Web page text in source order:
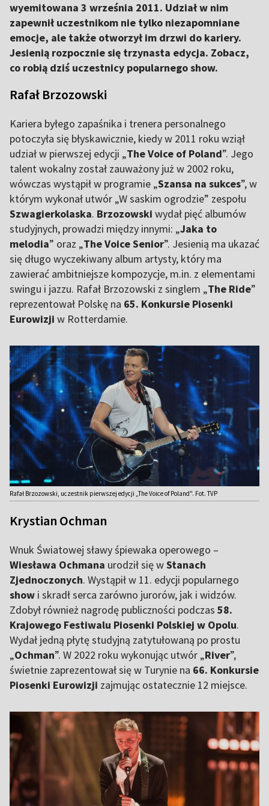
wyemitowana 3 września 2011. Udział w nim
zapewnił uczestnikom nie tylko niezapomniane
emocje, ale także otworzył im drzwi do kariery.
Jesienią rozpocznie się trzynasta edycja. Zobacz,
co robią dziś uczestnicy popularnego show.
Rafał Brzozowski
Kariera byłego zapaśnika i trenera personalnego
potoczyła się błyskawicznie, kiedy w 2011 roku wziął
udział w pierwszej edycji „The Voice of Poland”. Jego
talent wokalny został zauważony już w 2002 roku,
wówczas wystąpił w programie „Szansa na sukces”, w
którym wykonał utwór „W saskim ogrodzie” zespołu
Szwagierkolaska. Brzozowski wydał pięć albumów
studyjnych, prowadzi między innymi: „Jaka to
melodia” oraz „The Voice Senior”. Jesienią ma ukazać
się długo wyczekiwany album artysty, który ma
zawierać ambitniejsze kompozycje, m.in. z elementami
swingu i jazzu. Rafał Brzozowski z singlem „The Ride”
reprezentował Polskę na 65. Konkursie Piosenki
Eurowizji w Rotterdamie.
Rafał Brzozowski, uczestnik pierwszej edycji „The Voice of Poland". Fot. TVP
Krystian Ochman
Wnuk Światowej sławy śpiewaka operowego –
Wiesława Ochmana urodził się wStanach
Zjednoczonych. Wystąpił w 11. edycji popularnego
show i skradł serca zarówno jurorów, jak i widzów.
Zdobył również nagrodę publiczności podczas 58.
Krajowego Festiwalu Piosenki Polskiej w Opolu.
Wydał jedną płytę studyjną zatytułowaną po prostu
„Ochman”. W 2022 roku wykonując utwór „River”,
świetnie zaprezentował się w Turynie na 66. Konkursie
Piosenki Eurowizji zajmując ostatecznie 12 miejsce.